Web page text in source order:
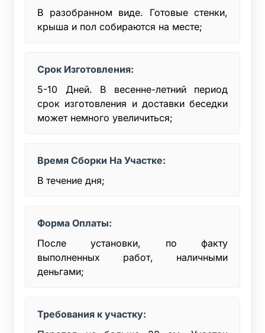
В разобранном виде. Готовые стенки,
крыша и пол собираются на месте;
Срок Изготовления:
5-10 Дней. В весенне-летний период
срок изготовления и доставки беседки
может немного увеличиться;
Время Сборки На Участке:
В течение дня;
Форма Оплаты:
После установки, по факту
выполненных работ, наличными
деньгами;
Требования к участку: